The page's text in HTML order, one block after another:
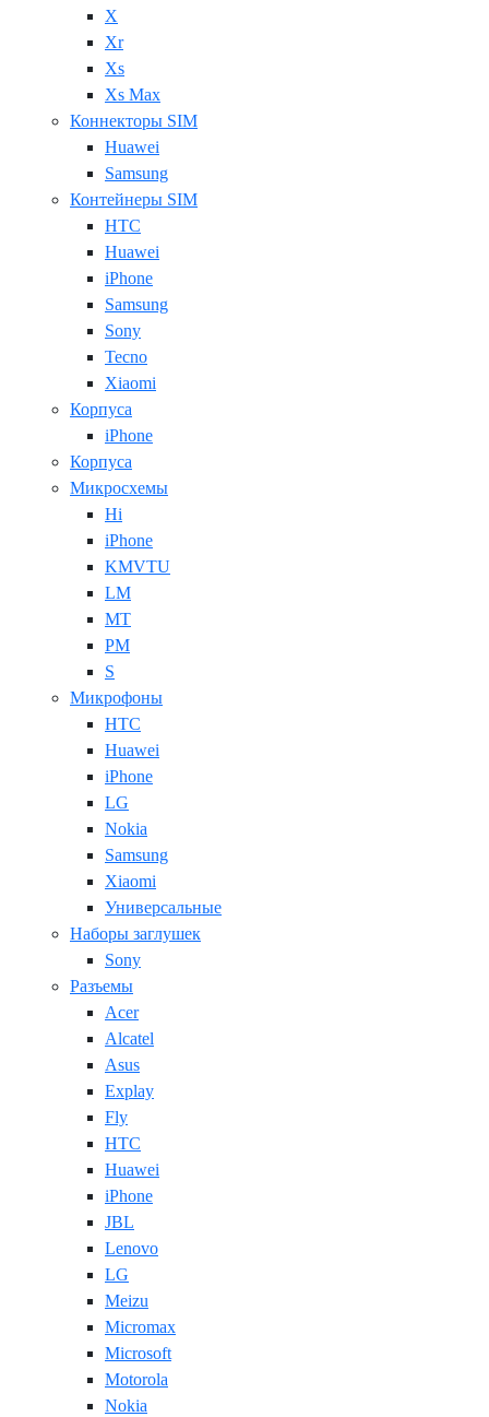
X
Xr
Xs
Xs Max
Коннекторы SIM
Huawei
Samsung
Контейнеры SIM
HTC
Huawei
iPhone
Samsung
Sony
Tecno
Xiaomi
Корпуса
iPhone
Корпуса
Микросхемы
Hi
iPhone
KMVTU
LM
MT
PM
S
Микрофоны
HTC
Huawei
iPhone
LG
Nokia
Samsung
Xiaomi
Универсальные
Наборы заглушек
Sony
Разъемы
Acer
Alcatel
Asus
Explay
Fly
HTC
Huawei
iPhone
JBL
Lenovo
LG
Meizu
Micromax
Microsoft
Motorola
Nokia